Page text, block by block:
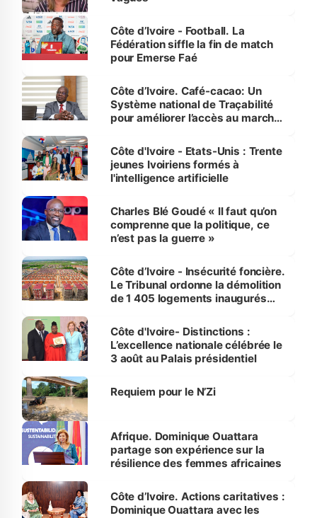
Côte d’Ivoire - Football. La
Fédération siffle la fin de match
pour Emerse Faé
Côte d’Ivoire. Café-cacao: Un
Système national de Traçabilité
pour améliorer l’accès au marché
Côte d'Ivoire - Etats-Unis : Trente
jeunes Ivoiriens formés à
l'intelligence artificielle
Charles Blé Goudé « Il faut qu’on
comprenne que la politique, ce
n’est pas la guerre »
Côte d’Ivoire - Insécurité foncière.
Le Tribunal ordonne la démolition
de 1 405 logements inaugurés
Bassam
Côte d'Ivoire- Distinctions :
L’excellence nationale célébrée le
3 août au Palais présidentiel
Requiem pour le N’Zi
Afrique. Dominique Ouattara
partage son expérience sur la
résilience des femmes africaines
Côte d’Ivoire. Actions caritatives :
Dominique Ouattara avec les